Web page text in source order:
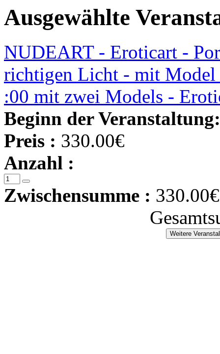
Ausgewählte
NUDEART - Eroticart -
richtigen Licht - mit Model
:00 mit zwei Models -
Beginn der
Preis : 330.00€
Anzahl :
Zwischensumme : 330.00€
Weitere